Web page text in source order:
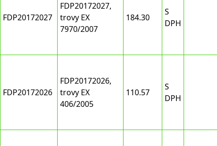
FDP20172027
FDP20172027,
trovy EX
7970/2007
184.30
S
DPH
FDP20172026
FDP20172026,
trovy EX
406/2005
110.57
S
DPH